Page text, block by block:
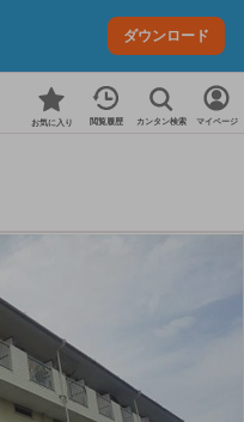
ダウンロード
お気に入り 閲覧履歴 カンタン検索 マイページ